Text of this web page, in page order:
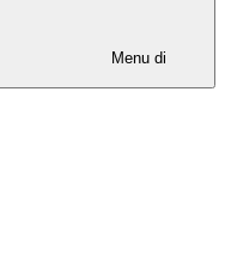
Menu di